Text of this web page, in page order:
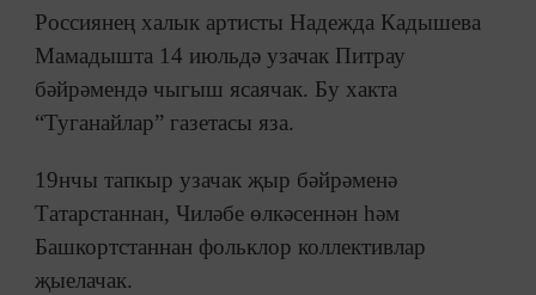
Россиянең халык артисты Надежда Кадышева
Мамадышта 14 июльдә узачак Питрау
бәйрәмендә чыгыш ясаячак. Бу хакта
“Туганайлар” газетасы яза.
19нчы тапкыр узачак җыр бәйрәменә
Татарстаннан, Чиләбе өлкәсеннән һәм
Башкортстаннан фольклор коллективлар
җыелачак.